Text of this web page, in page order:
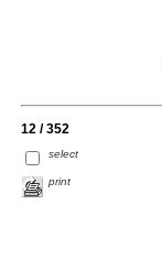
12 / 352
select
print